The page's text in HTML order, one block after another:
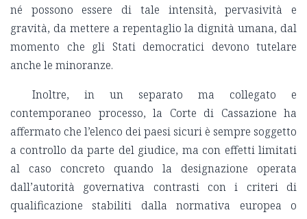
né possono essere di tale intensità, pervasività e
gravità, da mettere a repentaglio la dignità umana, dal
momento che gli Stati democratici devono tutelare
anche le minoranze.
Inoltre, in un separato ma collegato e
contemporaneo processo, la Corte di Cassazione ha
affermato che l’elenco dei paesi sicuri è sempre soggetto
a controllo da parte del giudice, ma con effetti limitati
al caso concreto quando la designazione operata
dall’autorità governativa contrasti con i criteri di
qualificazione stabiliti dalla normativa europea o